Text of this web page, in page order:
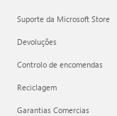
Suporte da Microsoft Store
Devoluções
Controlo de encomendas
Reciclagem
Garantias Comercias